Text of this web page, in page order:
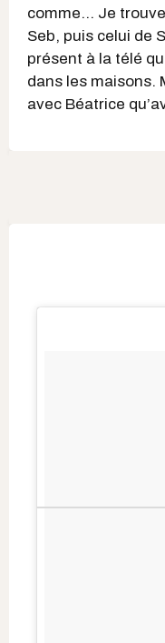
comme… Je
Seb, puis celui de
présent à la télé
dans les maisons.
avec Béatrice